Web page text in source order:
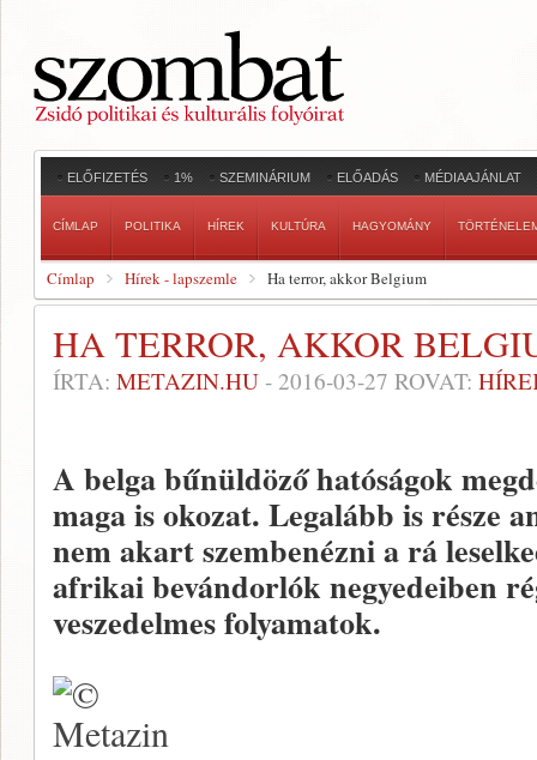
ELŐFIZETÉS 1% SZEMINÁRIUM ELŐADÁS MÉDIAAJÁNLAT
CÍMLAP POLITIKA HÍREK KULTÚRA HAGYOMÁNY
Címlap Hírek - lapszemle Ha terror, akkor Belgium
HA TERROR, AKKOR
ÍRTA: METAZIN.HU - 2016-03-27 ROVAT:
A belga bűnüldöző hatóságok
maga is okozat. Legalább is része
nem akart szembenézni a rá
afrikai bevándorlók negyedeiben
veszedelmes folyamatok.